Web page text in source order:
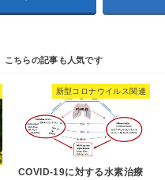
新型コロナウイルス関連
COVID-19に対する水素治療